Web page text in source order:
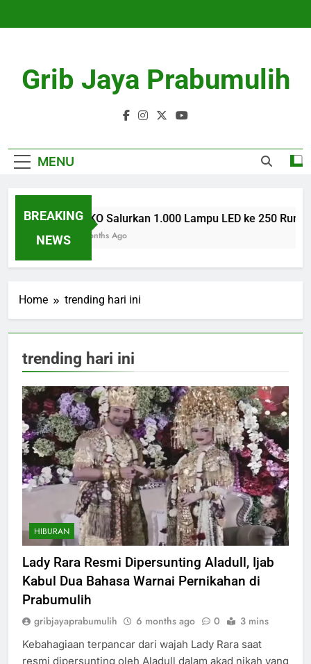
Grib Jaya Prabumulih
MENU
BREAKING
NEWS
AZKO Salurkan 1.000 Lampu LED ke 250
3 Months Ago
Home trending hari ini
trending hari ini
HIBURAN
Lady Rara Resmi Dipersunting Aladull, Ijab
Kabul Dua Bahasa Warnai Pernikahan di
Prabumulih
gribjayaprabumulih 6 months ago 0 3 mins
Kebahagiaan terpancar dari wajah Lady Rara saat
resmi dipersunting oleh Aladull dalam akad nikah yang